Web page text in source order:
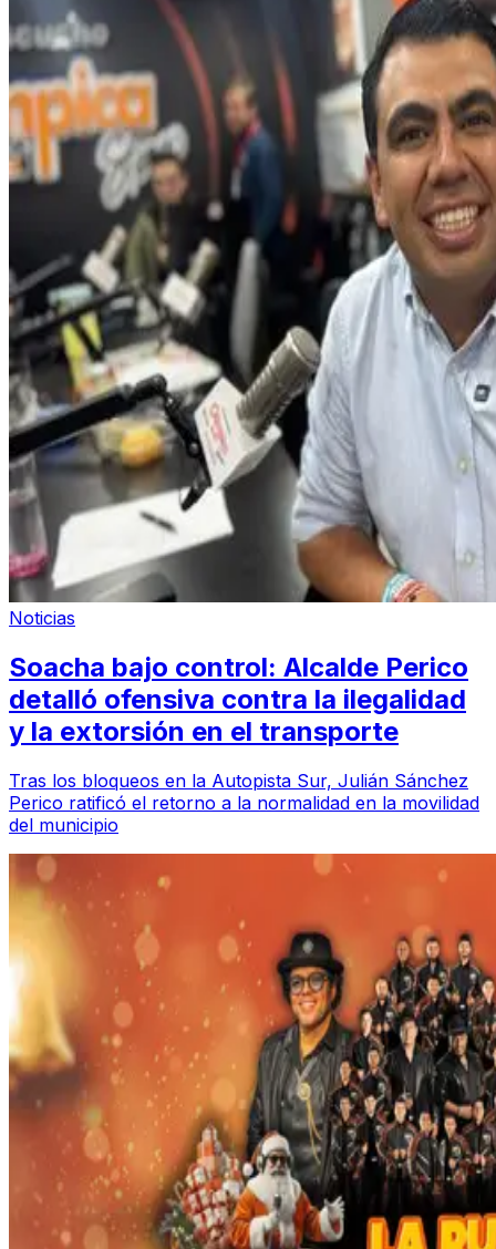
Noticias
Soacha bajo control: Alcalde Perico
detalló ofensiva contra la ilegalidad
y la extorsión en el transporte
Tras los bloqueos en la Autopista Sur, Julián Sánchez
Perico ratificó el retorno a la normalidad en la movilidad
del municipio